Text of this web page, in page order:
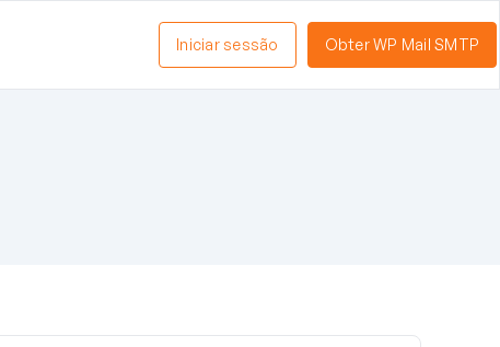
Iniciar sessão Obter WP Mail SMTP